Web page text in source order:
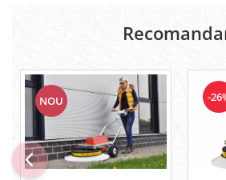
NOU -